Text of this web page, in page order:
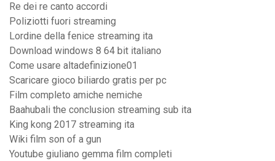
Re dei re canto accordi
Poliziotti fuori streaming
Lordine della fenice streaming ita
Download windows 8 64 bit italiano
Come usare altadefinizione01
Scaricare gioco biliardo gratis per pc
Film completo amiche nemiche
Baahubali the conclusion streaming sub ita
King kong 2017 streaming ita
Wiki film son of a gun
Youtube giuliano gemma film completi